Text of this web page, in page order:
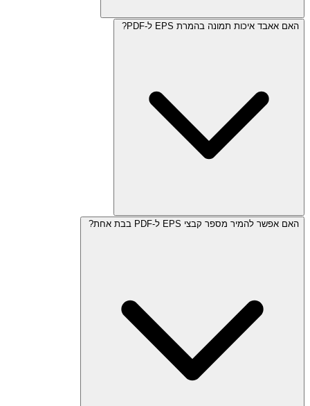
האם אאבד איכות תמונה בהמרת EPS ל-PDF?
האם אפשר להמיר מספר קבצי EPS ל-PDF בבת אחת?